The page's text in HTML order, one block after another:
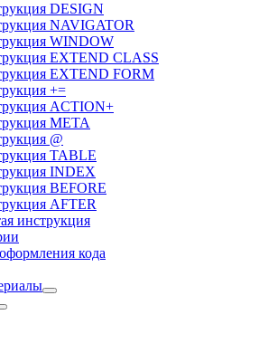
DESIGN
NAVIGATOR
WINDOW
EXTEND CLASS
EXTEND FORM
+=
ACTION+
META
@
TABLE
INDEX
BEFORE
AFTER
инструкция
кода